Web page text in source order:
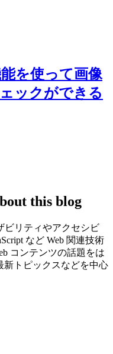
を使って画像
ックができる
this blog
ビリティやアクセシビ
など Web 関連技術
コンテンツの話題をは
新トピックスなどを中心